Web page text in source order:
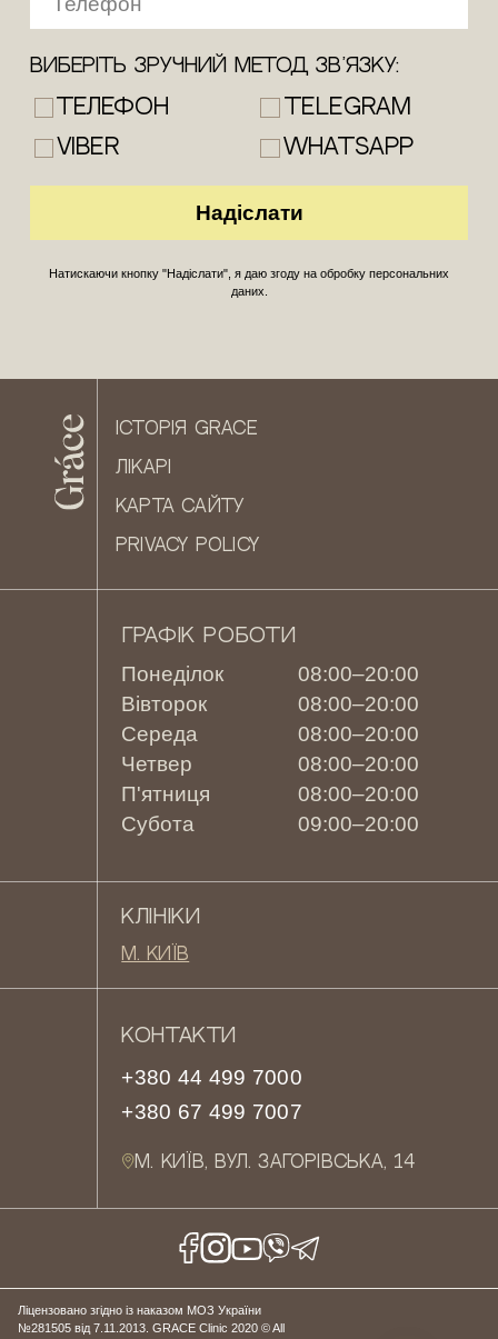
Виберіть зручний метод зв’язку:
Телефон
Telegram
Viber
WhatsApp
Натискаючи кнопку "Надіслати", я даю згоду на обробку персональних
даних.
ІСТОРІЯ GRACE
ЛІКАРІ
КАРТА САЙТУ
PRIVACY POLICY
ГРАФІК РОБОТИ
Понеділок
08:00–20:00
Вівторок
08:00–20:00
Середа
08:00–20:00
Четвер
08:00–20:00
П'ятниця
08:00–20:00
Субота
09:00–20:00
КЛІНІКИ
М. КИЇВ
КОНТАКТИ
+380 44 499 7000
+380 67 499 7007
М. КИЇВ, ВУЛ. ЗАГОРІВСЬКА, 14
Ліцензовано згідно із наказом МОЗ України
№281505 від 7.11.2013. GRACE Clinic 2020 © All